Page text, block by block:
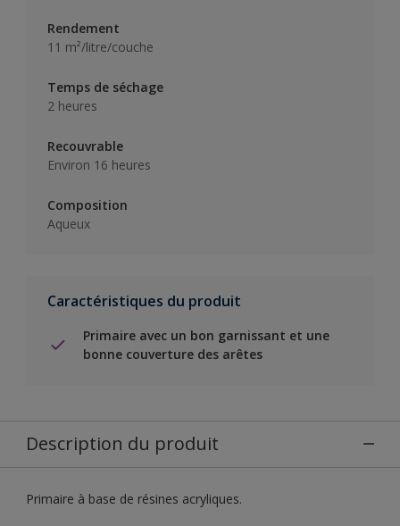
Rendement
11 m²/litre/couche
Temps de séchage
2 heures
Recouvrable
Environ 16 heures
Composition
Aqueux
Caractéristiques du produit
Primaire avec un bon garnissant et une
bonne couverture des arêtes
Description du produit
Primaire à base de résines acryliques.